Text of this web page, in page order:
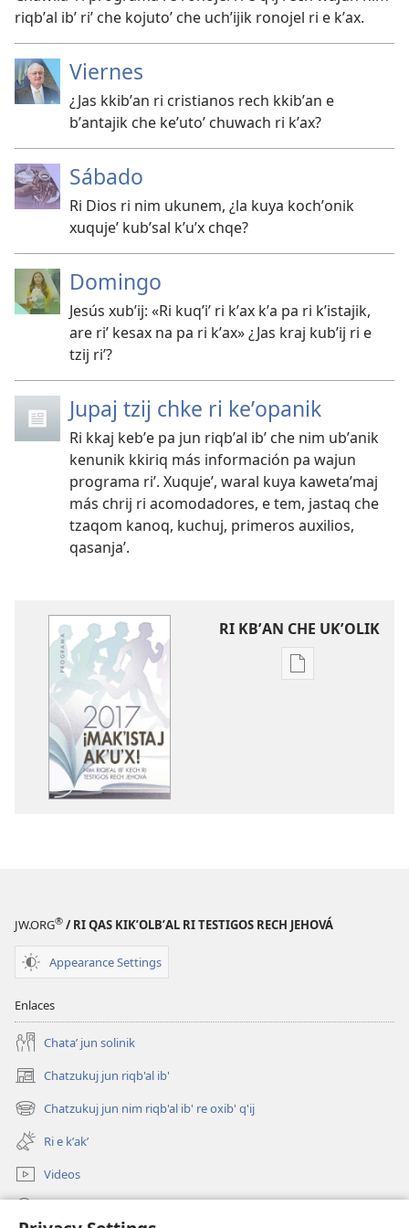
riqbʼal ibʼ riʼ che kojutoʼ che uchʼijik ronojel ri e kʼax.
Viernes
¿Jas kkibʼan ri cristianos rech kkibʼan e
bʼantajik che keʼutoʼ chuwach ri kʼax?
Sábado
Ri Dios ri nim ukunem, ¿la kuya kochʼonik
xuqujeʼ kubʼsal kʼuʼx chqe?
Domingo
Jesús xubʼij: «Ri kuqʼiʼ ri kʼax kʼa pa ri kʼistajik,
are riʼ kesax na pa ri kʼax» ¿Jas kraj kubʼij ri e
tzij riʼ?
Jupaj tzij chke ri keʼopanik
Ri kkaj kebʼe pa jun riqbʼal ibʼ che nim ubʼanik
kenunik kkiriq más información pa wajun
programa riʼ. Xuqujeʼ, waral kuya kawetaʼmaj
más chrij ri acomodadores, e tem, jastaq che
tzaqom kanoq, kuchuj, primeros auxilios,
qasanjaʼ.
RI KBʼAN CHE UKʼOLIK
Digital
JW.ORG® / RI QAS KIKʼOLBʼAL RI TESTIGOS RECH JEHOVÁ
Appearance Settings
Enlaces
Chataʼ jun solinik
Chatzukuj jun riqb'al ib'
(opens
new
window)
Chatzukuj jun nim riqb'al ib' re oxib' q'ij
(opens
new
window)
Ri e kʼakʼ
Videos